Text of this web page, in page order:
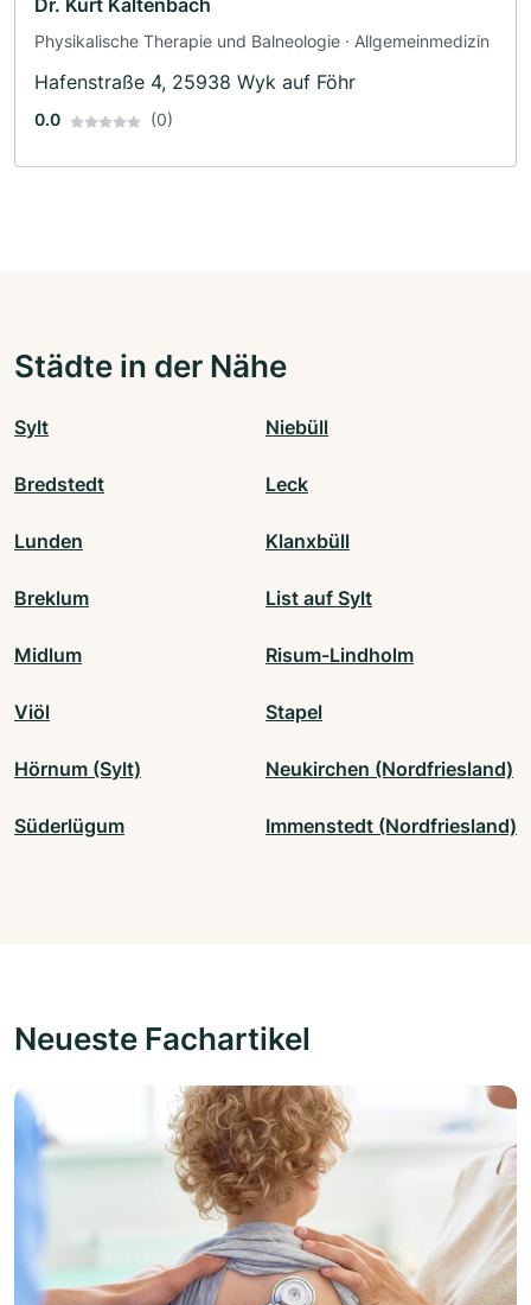
Dr. Kurt Kaltenbach
Physikalische Therapie und Balneologie · Allgemeinmedizin
Hafenstraße 4, 25938 Wyk auf Föhr
0.0 (0)
Städte in der Nähe
Sylt Niebüll
Bredstedt Leck
Lunden Klanxbüll
Breklum List auf Sylt
Midlum Risum-Lindholm
Viöl Stapel
Hörnum (Sylt) Neukirchen (Nordfriesland)
Süderlügum Immenstedt (Nordfriesland)
Neueste Fachartikel